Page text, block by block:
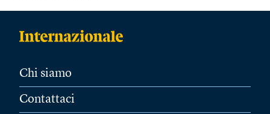
Chi siamo
Contattaci